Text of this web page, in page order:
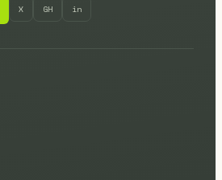
X GH in